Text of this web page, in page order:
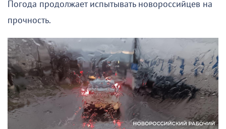
Погода продолжает испытывать новороссийцев на
прочность.